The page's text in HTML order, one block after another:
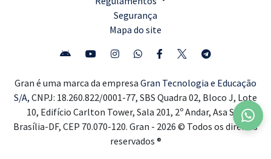
Segurança
Mapa do site
Gran é uma marca da empresa Gran Tecnologia e Educação
S/A, CNPJ: 18.260.822/0001-77, SBS Quadra 02, Bloco J, Lote
10, Edifício Carlton Tower, Sala 201, 2º Andar, Asa Sul,
Brasília-DF, CEP 70.070-120. Gran - 2026 © Todos os direitos
reservados ®